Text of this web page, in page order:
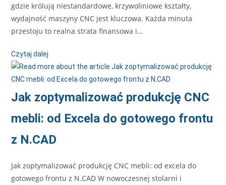
gdzie królują niestandardowe, krzywoliniowe kształty,
wydajność maszyny CNC jest kluczowa. Każda minuta
przestoju to realna strata finansowa i…
Czytaj dalej
Jak zoptymalizować produkcję CNC
mebli: od Excela do gotowego frontu
z N.CAD
Jak zoptymalizować produkcję CNC mebli: od excela do
gotowego frontu z N.CAD W nowoczesnej stolarni i